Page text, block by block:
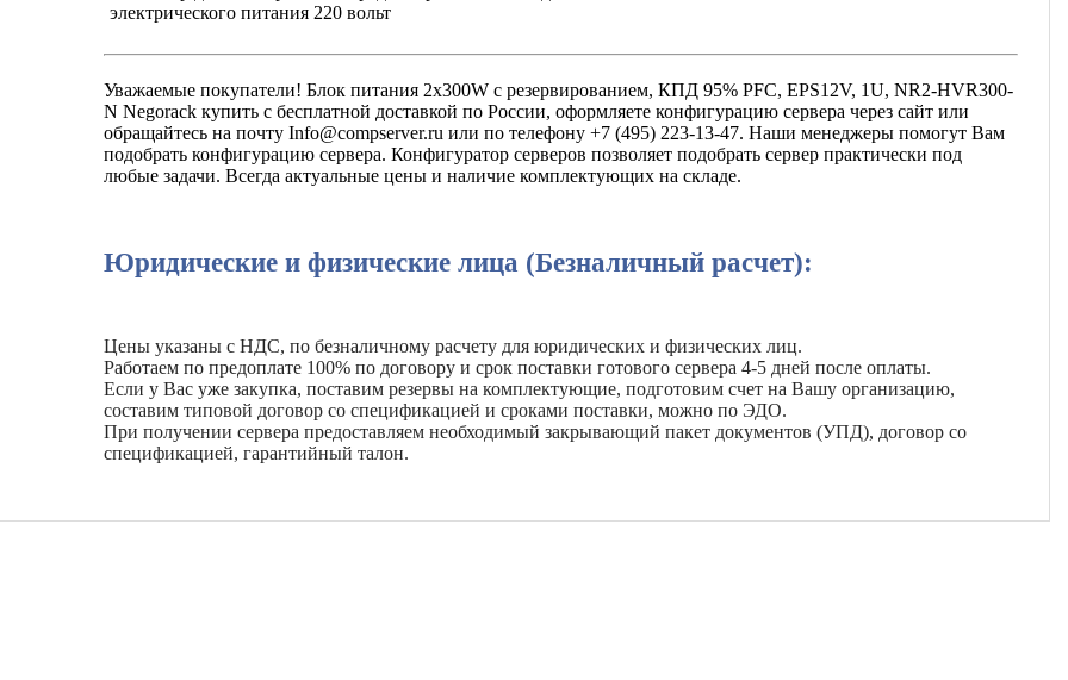
электрического питания 220 вольт
Уважаемые покупатели! Блок питания 2x300W с резервированием, КПД 95% PFC, EPS12V, 1U, NR2-HVR300-
N Negorack купить с бесплатной доставкой по России, оформляете конфигурацию сервера через сайт или
обращайтесь на почту Info@compserver.ru или по телефону +7 (495) 223-13-47. Наши менеджеры помогут Вам
подобрать конфигурацию сервера. Конфигуратор серверов позволяет подобрать сервер практически под
любые задачи. Всегда актуальные цены и наличие комплектующих на складе.
Юридические и физические лица (Безналичный расчет):
Цены указаны с НДС, по безналичному расчету для юридических и физических лиц.
Работаем по предоплате 100% по договору и срок поставки готового сервера 4-5 дней после оплаты.
Если у Вас уже закупка, поставим резервы на комплектующие, подготовим счет на Вашу организацию,
составим типовой договор со спецификацией и сроками поставки, можно по ЭДО.
При получении сервера предоставляем необходимый закрывающий пакет документов (УПД), договор со
спецификацией, гарантийный талон.